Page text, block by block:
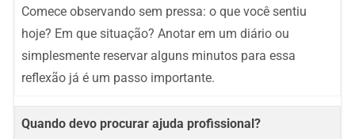
Comece observando sem pressa: o que você sentiu
hoje? Em que situação? Anotar em um diário ou
simplesmente reservar alguns minutos para essa
reflexão já é um passo importante.
Quando devo procurar ajuda profissional?